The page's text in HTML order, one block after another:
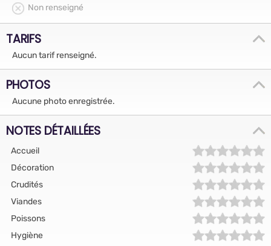
Non renseigné
TARIFS
Aucun tarif renseigné.
PHOTOS
Aucune photo enregistrée.
NOTES DÉTAILLÉES
Accueil
Décoration
Crudités
Viandes
Poissons
Hygiène